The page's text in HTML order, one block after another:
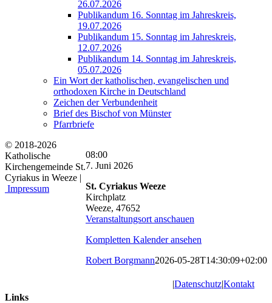
26.07.2026
Publikandum 16. Sonntag im Jahreskreis,
19.07.2026
Publikandum 15. Sonntag im Jahreskreis,
12.07.2026
Publikandum 14. Sonntag im Jahreskreis,
05.07.2026
Ein Wort der katholischen, evangelischen und
orthodoxen Kirche in Deutschland
Zeichen der Verbundenheit
Brief des Bischof von Münster
Pfarrbriefe
St.
Cyriakus:
08:00
7. Juni 2026
St. Cyriakus Weeze
Kirchplatz
Weeze, 47652
Veranstaltungsort anschauen
Kompletten Kalender ansehen
Robert Borgmann2026-05-28T14:30:09+02:00
Links
© 2018-2026
Katholische
Kirchengemeinde St.
Cyriakus in Weeze |
Impressum
|Datenschutz|Kontakt